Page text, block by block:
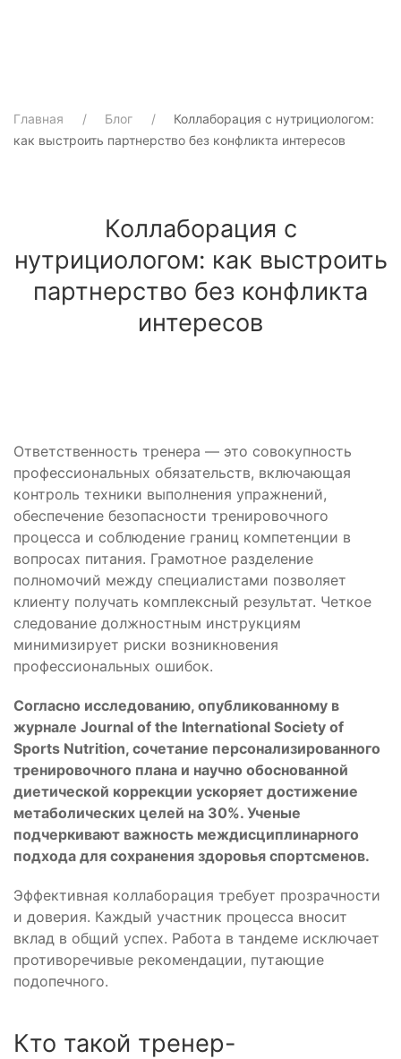
Главная Блог
Коллаборация с нутрициологом:
как выстроить партнерство без конфликта интересов
Коллаборация с
нутрициологом: как выстроить
партнерство без конфликта
интересов
Ответственность тренера — это совокупность
профессиональных обязательств, включающая
контроль техники выполнения упражнений,
обеспечение безопасности тренировочного
процесса и соблюдение границ компетенции в
вопросах питания. Грамотное разделение
полномочий между специалистами позволяет
клиенту получать комплексный результат. Четкое
следование должностным инструкциям
минимизирует риски возникновения
профессиональных ошибок.
Согласно исследованию, опубликованному в
журнале Journal of the International Society of
Sports Nutrition, сочетание персонализированного
тренировочного плана и научно обоснованной
диетической коррекции ускоряет достижение
метаболических целей на 30%. Ученые
подчеркивают важность междисциплинарного
подхода для сохранения здоровья спортсменов.
Эффективная коллаборация требует прозрачности
и доверия. Каждый участник процесса вносит
вклад в общий успех. Работа в тандеме исключает
противоречивые рекомендации, путающие
подопечного.
Кто такой тренер-